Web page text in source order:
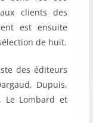
clients des
est ensuite
de huit.
des éditeurs
Dupuis,
Le Lombard et